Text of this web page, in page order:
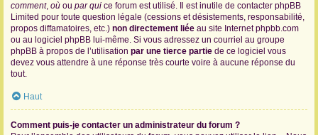
comment, où ou par qui ce forum est utilisé. Il est inutile de contacter phpBB
Limited pour toute question légale (cessions et désistements, responsabilité,
propos diffamatoires, etc.) non directement liée au site Internet phpbb.com
ou au logiciel phpBB lui-même. Si vous adressez un courriel au groupe
phpBB à propos de l’utilisation par une tierce partie de ce logiciel vous
devez vous attendre à une réponse très courte voire à aucune réponse du
tout.
Haut
Comment puis-je contacter un administrateur du forum ?